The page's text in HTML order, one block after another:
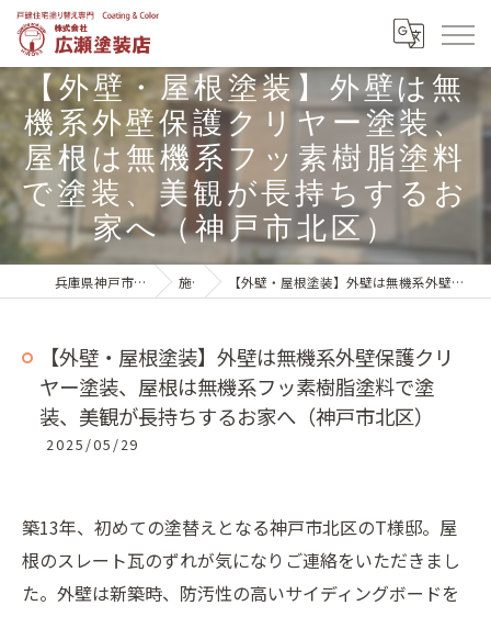
【外壁・屋根塗装】外壁は無
機系外壁保護クリヤー塗装、
屋根は無機系フッ素樹脂塗料
で塗装、美観が長持ちするお
家へ（神戸市北区）
兵庫県神戸市北区の外壁塗装は株式会社広瀬塗装店 施工実績 【外壁・屋根塗装】外壁は無機系外壁保護クリヤー塗装、屋根は無機系フッ素樹脂塗料で塗装、美観が長持ちするお家へ（神戸市北区）
【外壁・屋根塗装】外壁は無機系外壁保護クリ
ヤー塗装、屋根は無機系フッ素樹脂塗料で塗
装、美観が長持ちするお家へ（神戸市北区）
2025/05/29
築13年、初めての塗替えとなる神戸市北区のT様邸。屋
根のスレート瓦のずれが気になりご連絡をいただきまし
た。外壁は新築時、防汚性の高いサイディングボードを